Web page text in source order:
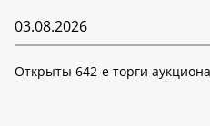
03.08.2026
Открыты 642-е торги